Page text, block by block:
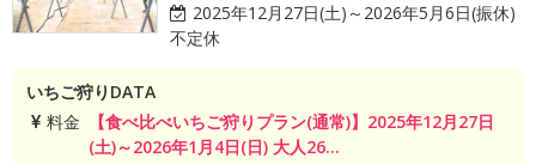
2025年12月27日(土)～2026年5月6日(振休)
不定休
いちご狩りDATA
料金
【食べ比べいちご狩りプラン(通常)】2025年12月27日
(土)～2026年1月4日(日) 大人26...